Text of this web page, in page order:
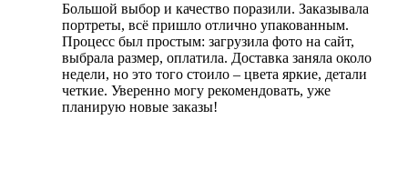
Большой выбор и качество поразили. Заказывала
портреты, всё пришло отлично упакованным.
Процесс был простым: загрузила фото на сайт,
выбрала размер, оплатила. Доставка заняла около
недели, но это того стоило – цвета яркие, детали
четкие. Уверенно могу рекомендовать, уже
планирую новые заказы!